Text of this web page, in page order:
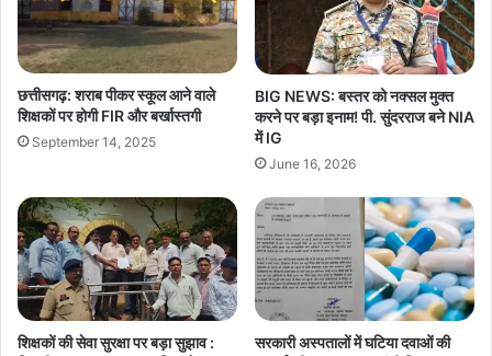
हो
रही
पूछताछ
छत्तीसगढ़: शराब पीकर स्कूल आने वाले
शिक्षकों पर होगी FIR और बर्खास्तगी
September 14, 2025
BIG NEWS: बस्तर को नक्सल मुक्त
करने पर बड़ा इनाम! पी. सुंदरराज बने NIA
में IG
June 16, 2026
शिक्षकों की सेवा सुरक्षा पर बड़ा सुझाव :
सरकारी अस्पतालों में घटिया दवाओं की